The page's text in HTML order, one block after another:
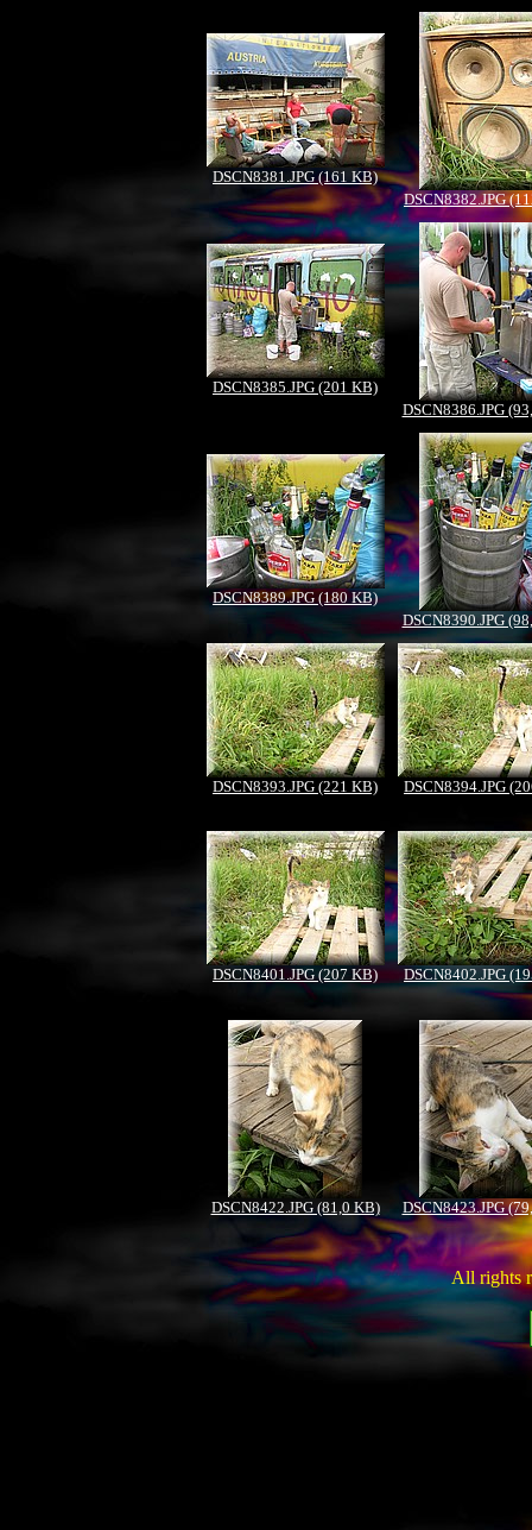
DSCN8381.JPG (161 KB)
DSCN8382.JPG
DSCN8385.JPG (201 KB)
DSCN8386.JPG
DSCN8389.JPG (180 KB)
DSCN8390.JPG
DSCN8393.JPG (221 KB) DSCN8394.JPG
DSCN8401.JPG (207 KB) DSCN8402.JPG
DSCN8422.JPG (81,0 KB) DSCN8423.JPG
All rights